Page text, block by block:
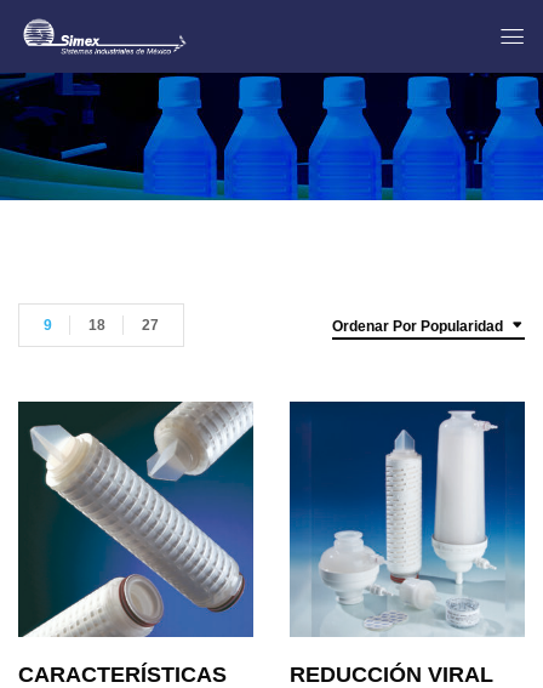
Ordenar Por Popularidad
9 18 27
CARACTERÍSTICAS
REDUCCIÓN VIRAL